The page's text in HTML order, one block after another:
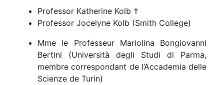
Professor Katherine Kolb †
Professor Jocelyne Kolb (Smith College)
Mme le Professeur Mariolina Bongiovanni
Bertini (Università degli Studi di Parma,
membre correspondant de l’Accademia delle
Scienze de Turin)